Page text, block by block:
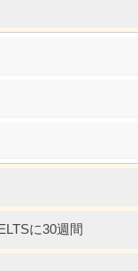
に30週間